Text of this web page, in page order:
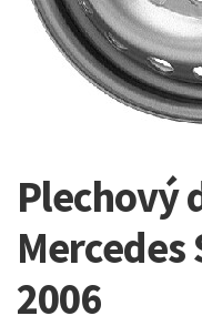
Plechový
Mercedes
2006